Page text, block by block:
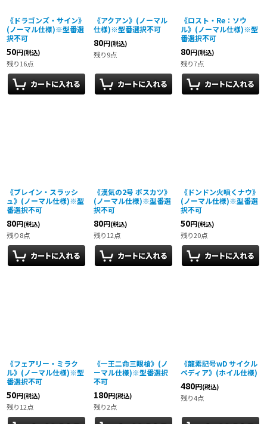
《ドラゴンズ・サイン》
(ノーマル仕様)※型番選
択不可
50円(税込)
残り16点
《アクアン》(ノーマル
仕様)※型番選択不可
80円(税込)
残り9点
《ロスト・Re：ソウ
ル》(ノーマル仕様)※型
番選択不可
80円(税込)
残り7点
《ブレイン・スラッシ
ュ》(ノーマル仕様)※型
番選択不可
80円(税込)
残り8点
《漢気の2号 ボスカツ》
(ノーマル仕様)※型番選
択不可
80円(税込)
残り12点
《ドンドン火噴くナウ》
(ノーマル仕様)※型番選
択不可
50円(税込)
残り20点
《フェアリー・ミラク
ル》(ノーマル仕様)※型
番選択不可
50円(税込)
残り12点
《一王二命三眼槍》(ノ
ーマル仕様)※型番選択
不可
180円(税込)
残り2点
《龍素記号wD サイクル
ペディア》(ホイル仕様)
480円(税込)
残り4点